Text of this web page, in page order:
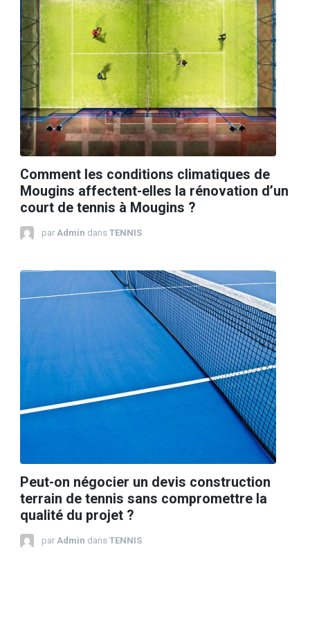
Comment les conditions climatiques de
Mougins affectent-elles la rénovation d’un
court de tennis à Mougins ?
par Admin dans TENNIS
Peut-on négocier un devis construction
terrain de tennis sans compromettre la
qualité du projet ?
par Admin dans TENNIS